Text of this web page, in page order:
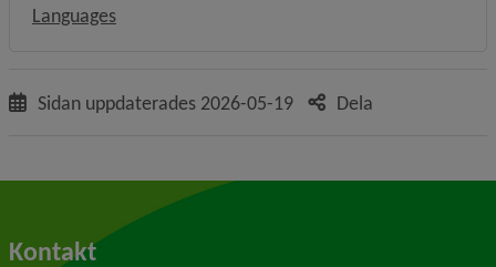
Languages
Sidan uppdaterades 2026-05-19 Dela
Kontakt